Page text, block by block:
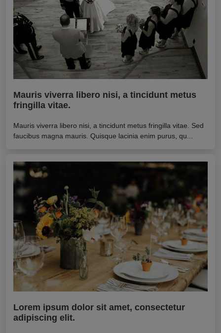
Mauris viverra libero nisi, a tincidunt metus
fringilla vitae.
Mauris viverra libero nisi, a tincidunt metus fringilla vitae. Sed
faucibus magna mauris. Quisque lacinia enim purus, qu...
Lorem ipsum dolor sit amet, consectetur
adipiscing elit.